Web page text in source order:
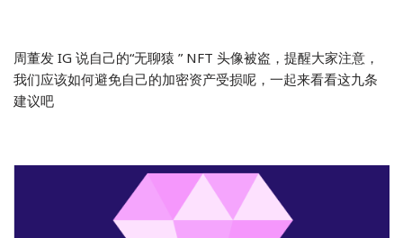
周董发 IG 说自己的“无聊猿 ” NFT 头像被盗，提醒大家注意，
我们应该如何避免自己的加密资产受损呢，一起来看看这九条
建议吧